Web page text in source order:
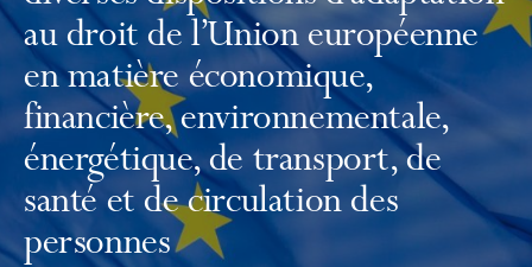
au droit de l’Union européenne
en matière économique,
financière, environnementale,
énergétique, de transport, de
santé et de circulation des
personnes